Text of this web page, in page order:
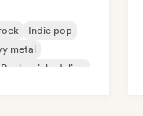
Indie pop
metal
Rock psichedelico